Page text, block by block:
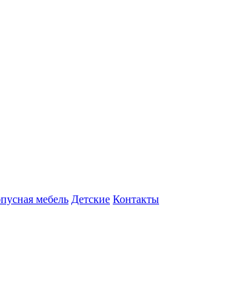
мебель Детские Контакты